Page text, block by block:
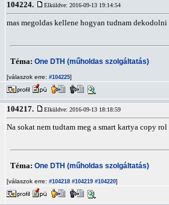
104224. Elküldve: 2016-09-13 19:14:54
mas megoldas kellene hogyan tudnam dekodolni
Téma: One DTH (műholdas szolgáltatás)
[válaszok erre: #104225]
104217. Elküldve: 2016-09-13 18:18:59
Na sokat nem tudtam meg a smart kartya copy
Téma: One DTH (műholdas szolgáltatás)
[válaszok erre: #104218 #104219 #104220]